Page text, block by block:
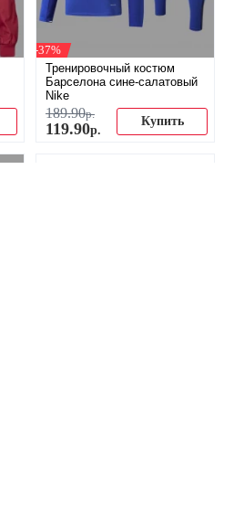
-37%
Тренировочный костюм
Барселона сине-салатовый
Nike
189.90р.
119.90р.
Купить